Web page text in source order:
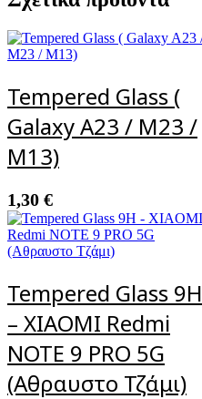
Tempered Glass (
Galaxy A23 / M23 /
M13)
1,30 €
Tempered Glass 9H
– XIAOMI Redmi
NOTE 9 PRO 5G
(Αθραυστο Τζάμι)